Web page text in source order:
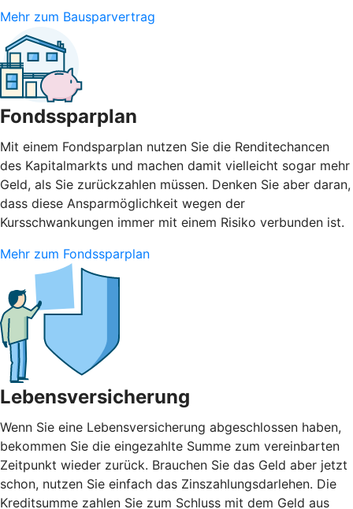
Mehr zum Bausparvertrag
Fondssparplan
Mit einem Fondsparplan nutzen Sie die Renditechancen
des Kapitalmarkts und machen damit vielleicht sogar mehr
Geld, als Sie zurückzahlen müssen. Denken Sie aber daran,
dass diese Ansparmöglichkeit wegen der
Kursschwankungen immer mit einem Risiko verbunden ist.
Mehr zum Fondssparplan
Lebensversicherung
Wenn Sie eine Lebensversicherung abgeschlossen haben,
bekommen Sie die eingezahlte Summe zum vereinbarten
Zeitpunkt wieder zurück. Brauchen Sie das Geld aber jetzt
schon, nutzen Sie einfach das Zinszahlungsdarlehen. Die
Kreditsumme zahlen Sie zum Schluss mit dem Geld aus